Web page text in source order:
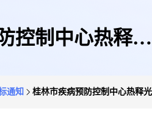
控制中心热释光
通知 桂林市疾病预防控制中心热释